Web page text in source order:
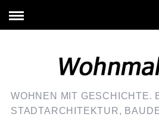
WOHNEN MIT GESCHICHTE.
STADTARCHITEKTUR,